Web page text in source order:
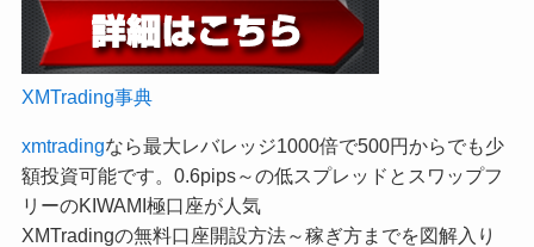
XMTrading事典
xmtradingなら最大レバレッジ1000倍で500円からでも少
額投資可能です。0.6pips～の低スプレッドとスワップフ
リーのKIWAMI極口座が人気
XMTradingの無料口座開設方法～稼ぎ方までを図解入り